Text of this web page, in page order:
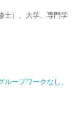
士）、大学、専門学
ープワークなし、